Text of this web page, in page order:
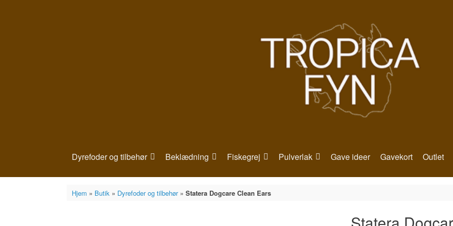
Dyrefoder og tilbehør Beklædning Fiskegrej Pulverlak Gave ideer Gavekort Outlet
Hjem » Butik » Dyrefoder og tilbehør» Statera Dogcare Clean Ears